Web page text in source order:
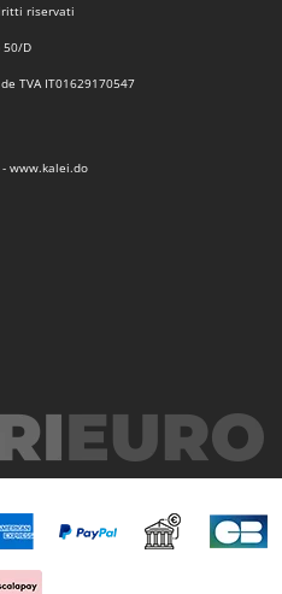
riservati
50/D
TVA IT01629170547
www.kalei.do